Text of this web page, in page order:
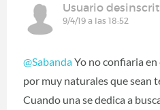
Usuario
9/4/19 a las 18:52
@SabandaYo no confiaria
por muy naturales que sean
Cuando una se dedica a